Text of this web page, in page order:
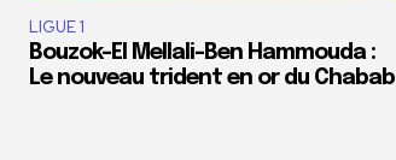
LIGUE 1
Bouzok-El Mellali-Ben Hammouda :
Le nouveau trident en or du Chabab